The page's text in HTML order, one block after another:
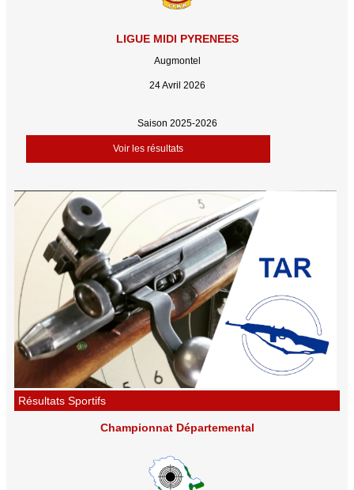
LIGUE MIDI PYRENEES
Augmontel
24 Avril 2026
Saison 2025-2026
Voir les résultats
Résultats Sportifs
Championnat Départemental